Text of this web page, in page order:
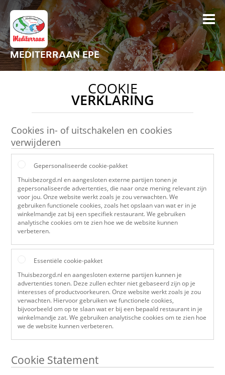
MEDITERRAAN EPE
COOKIE
VERKLARING
Cookies in- of uitschakelen en cookies
verwijderen
Gepersonaliseerde cookie-pakket
Thuisbezorgd.nl en aangesloten externe partijen tonen je
gepersonaliseerde advertenties, die naar onze mening relevant zijn
voor jou. Onze website werkt zoals je zou verwachten. We
gebruiken functionele cookies, zoals het opslaan van wat er in je
winkelmandje zat bij een specifiek restaurant. We gebruiken
analytische cookies om te zien hoe we de website kunnen
verbeteren.
Essentiële cookie-pakket
Thuisbezorgd.nl en aangesloten externe partijen kunnen je
advertenties tonen. Deze zullen echter niet gebaseerd zijn op je
interesses of productvoorkeuren. Onze website werkt zoals je zou
verwachten. Hiervoor gebruiken we functionele cookies,
bijvoorbeeld om op te slaan wat er bij een bepaald restaurant in je
winkelmandje zat. We gebruiken analytische cookies om te zien hoe
we de website kunnen verbeteren.
Cookie Statement